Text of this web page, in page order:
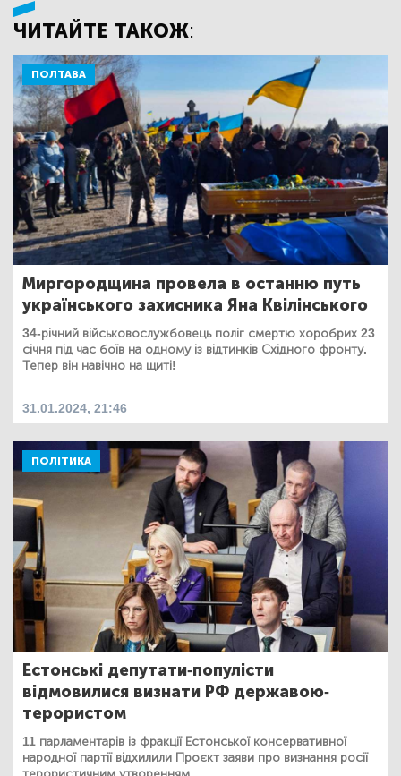
ЧИТАЙТЕ ТАКОЖ:
ПОЛТАВА
Миргородщина провела в останню путь
українського захисника Яна Квілінського
34-річний військовослужбовець поліг смертю хоробрих 23
січня під час боїв на одному із відтинків Східного фронту.
Тепер він навічно на щиті!
31.01.2024, 21:46
ПОЛІТИКА
Естонські депутати-популісти
відмовилися визнати РФ державою-
терористом
11 парламентарів із фракції Естонської консервативної
народної партії відхилили Проєкт заяви про визнання росії